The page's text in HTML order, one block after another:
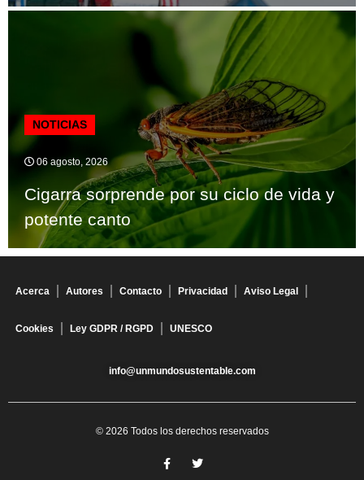
NOTICIAS
06 agosto, 2026
Cigarra sorprende por su ciclo de vida y
potente canto
Acerca Autores Contacto Privacidad Aviso Legal
Cookies Ley GDPR / RGPD UNESCO
info@unmundosustentable.com
© 2026 Todos los derechos reservados